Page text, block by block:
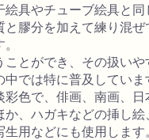
絵具やチューブ絵具と同
と膠分を加えて練り混ぜ
ことができ、その扱いや
では特に普及していま
彩色で、俳画、南画、日
か、ハガキなどの挿し絵
用などにも使用します